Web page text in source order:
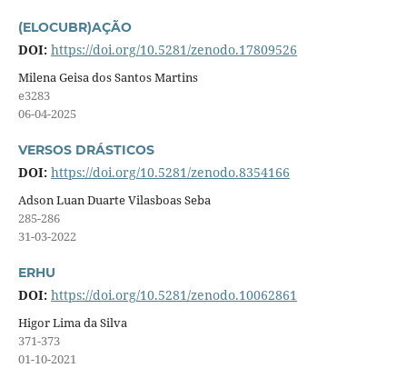
(ELOCUBR)AÇÃO
DOI: https://doi.org/10.5281/zenodo.17809526
Milena Geisa dos Santos Martins
e3283
06-04-2025
VERSOS DRÁSTICOS
DOI: https://doi.org/10.5281/zenodo.8354166
Adson Luan Duarte Vilasboas Seba
285-286
31-03-2022
ERHU
DOI: https://doi.org/10.5281/zenodo.10062861
Higor Lima da Silva
371-373
01-10-2021